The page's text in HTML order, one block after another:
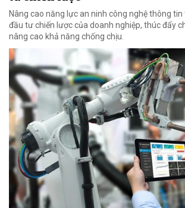
Nâng cao năng lực an ninh công nghệ thông
đầu tư chiến lược của doanh nghiệp, thúc đẩy
nâng cao khả năng chống chịu.